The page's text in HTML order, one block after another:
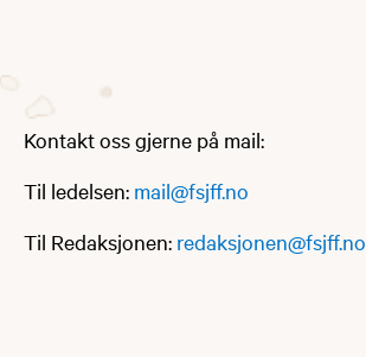
Kontakt oss gjerne på mail:
Til ledelsen: mail@fsjff.no
Til Redaksjonen: redaksjonen@fsjff.no